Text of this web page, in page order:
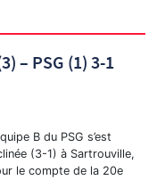
– PSG (1) 3-1
B du PSG s’est
(3-1) à Sartrouville,
le compte de la 20e